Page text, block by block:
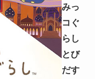
みっ
コぐ
らし
とび
だす